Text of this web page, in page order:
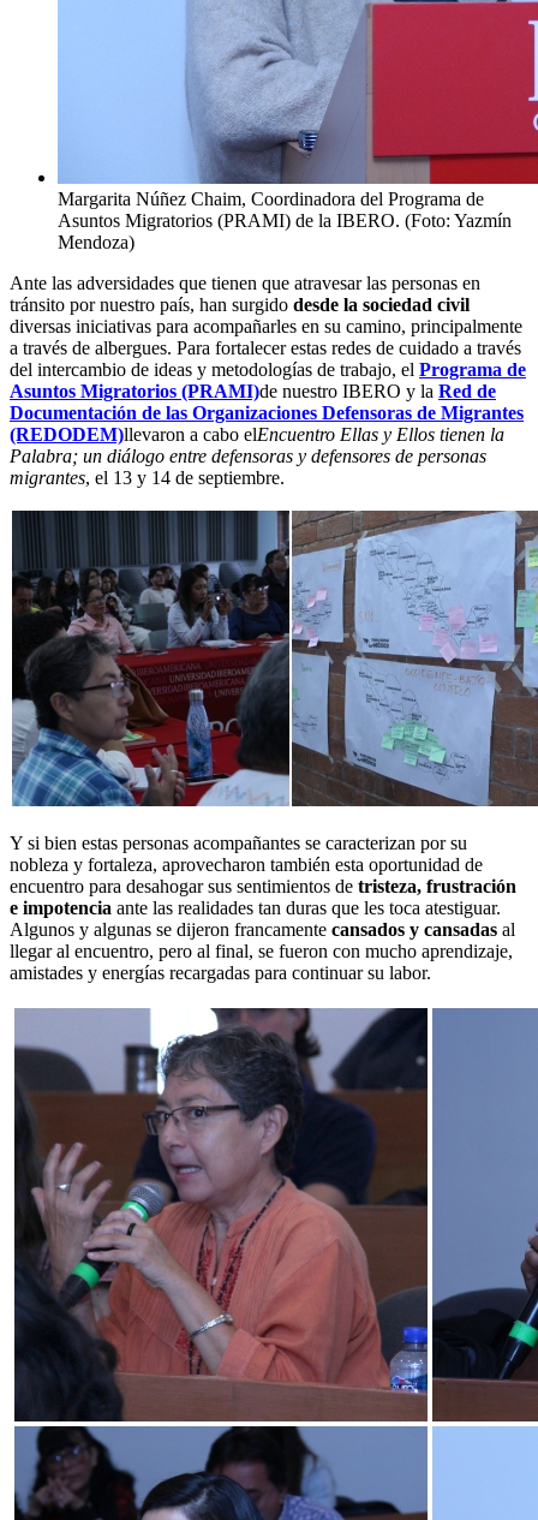
Margarita Núñez Chaim, Coordinadora del Programa de
Asuntos Migratorios (PRAMI) de la IBERO. (Foto: Yazmín
Mendoza)
Ante las adversidades que tienen que atravesar las personas en
tránsito por nuestro país, han surgido desde la sociedad civil
diversas iniciativas para acompañarles en su camino, principalmente
a través de albergues. Para fortalecer estas redes de cuidado a través
del intercambio de ideas y metodologías de trabajo, el Programa de
Asuntos Migratorios (PRAMI)de nuestro IBERO y la Red de
Documentación de las Organizaciones Defensoras de Migrantes
(REDODEM)llevaron a cabo elEncuentro Ellas y Ellos tienen la
Palabra; un diálogo entre defensoras y defensores de personas
migrantes, el 13 y 14 de septiembre.
Y si bien estas personas acompañantes se caracterizan por su
nobleza y fortaleza, aprovecharon también esta oportunidad de
encuentro para desahogar sus sentimientos de tristeza, frustración
e impotencia ante las realidades tan duras que les toca atestiguar.
Algunos y algunas se dijeron francamente cansados y cansadas al
llegar al encuentro, pero al final, se fueron con mucho aprendizaje,
amistades y energías recargadas para continuar su labor.